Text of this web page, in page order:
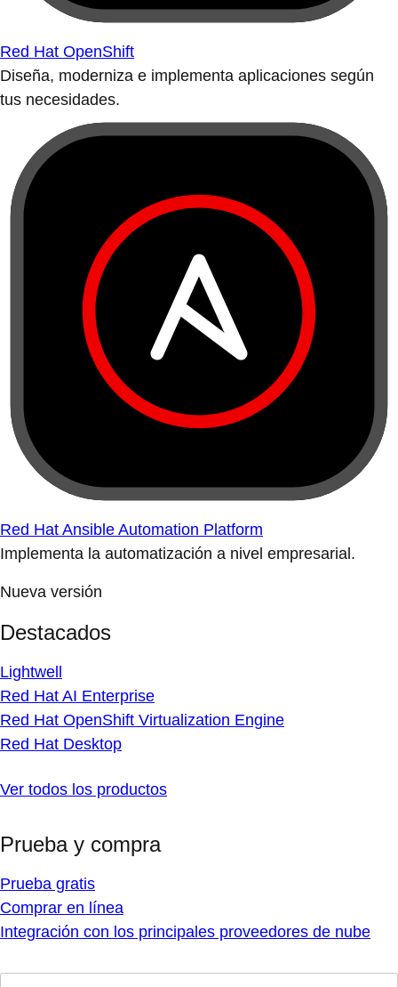
Red Hat OpenShift
Diseña, moderniza e implementa aplicaciones según
tus necesidades.
Red Hat Ansible Automation Platform
Implementa la automatización a nivel empresarial.
Nueva versión
Destacados
Lightwell
Red Hat AI Enterprise
Red Hat OpenShift Virtualization Engine
Red Hat Desktop
Ver todos los productos
Prueba y compra
Prueba gratis
Comprar en línea
Integración con los principales proveedores de nube